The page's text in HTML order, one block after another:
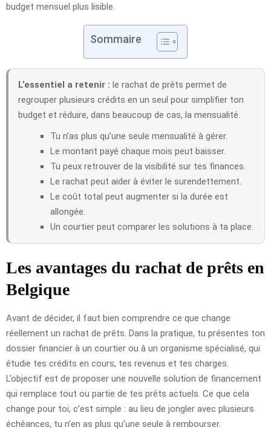
budget mensuel plus lisible.
Sommaire
L’essentiel a retenir : le rachat de prêts permet de
regrouper plusieurs crédits en un seul pour simplifier ton
budget et réduire, dans beaucoup de cas, la mensualité.
Tu n’as plus qu’une seule mensualité à gérer.
Le montant payé chaque mois peut baisser.
Tu peux retrouver de la visibilité sur tes finances.
Le rachat peut aider à éviter le surendettement.
Le coût total peut augmenter si la durée est
allongée.
Un courtier peut comparer les solutions à ta place.
Les avantages du rachat de prêts en
Belgique
Avant de décider, il faut bien comprendre ce que change
réellement un rachat de prêts. Dans la pratique, tu présentes ton
dossier financier à un courtier ou à un organisme spécialisé, qui
étudie tes crédits en cours, tes revenus et tes charges.
L’objectif est de proposer une nouvelle solution de financement
qui remplace tout ou partie de tes prêts actuels. Ce que cela
change pour toi, c’est simple : au lieu de jongler avec plusieurs
échéances, tu n’en as plus qu’une seule à rembourser.